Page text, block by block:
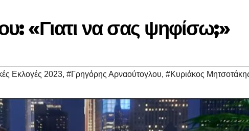
«Γιατι να σας ψηφίσω;»
Εκλογές 2023, #Γρηγόρης Αρναούτογλου, #Κυριάκος